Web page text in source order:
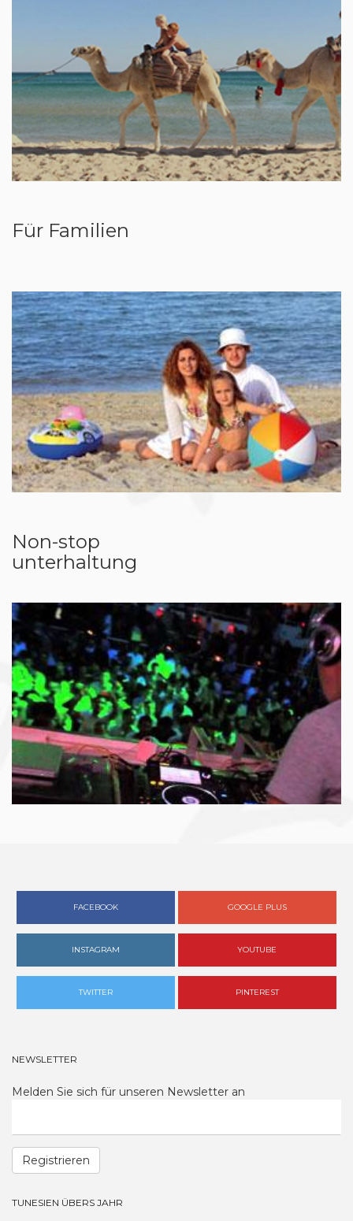
Für Familien
Non-stop
unterhaltung
FACEBOOK GOOGLE PLUS
INSTAGRAM YOUTUBE
TWITTER PINTEREST
NEWSLETTER
Melden Sie sich für unseren Newsletter an
Registrieren
TUNESIEN ÜBERS JAHR